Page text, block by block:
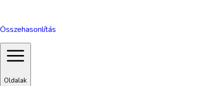
Összehasonlítás
Oldalak